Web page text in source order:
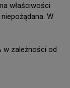
właściwości
W
w zależności od